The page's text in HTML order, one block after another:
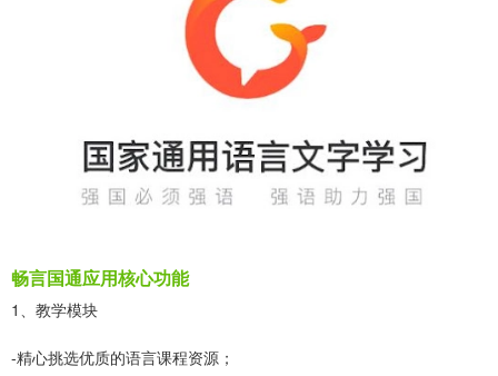
畅言国通应用核心功能
1、教学模块
-精心挑选优质的语言课程资源；